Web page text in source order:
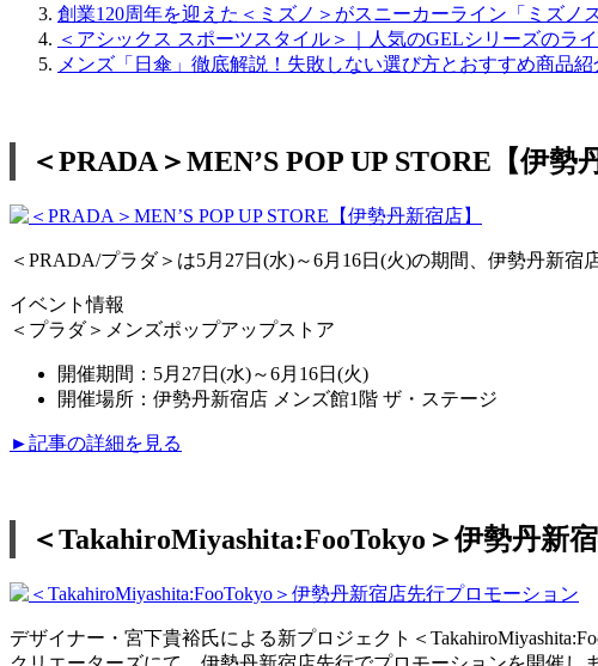
創業120周年を迎えた＜ミズノ＞がスニーカーライン「ミズノ
＜アシックス スポーツスタイル＞｜人気のGELシリーズのラ
メンズ「日傘」徹底解説！失敗しない選び方とおすすめ商品紹
＜PRADA＞MEN’S POP UP STORE【伊勢
＜PRADA/プラダ＞は5月27日(水)～6月16日(火)の期間、伊勢丹新
イベント情報
＜プラダ＞メンズポップアップストア
開催期間：5月27日(水)～6月16日(火)
開催場所：伊勢丹新宿店 メンズ館1階 ザ・ステージ
►記事の詳細を見る
＜TakahiroMiyashita:FooTokyo＞伊勢丹新
デザイナー・宮下貴裕氏による新プロジェクト＜